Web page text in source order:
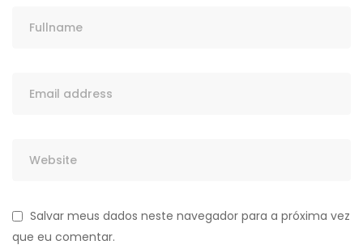
Salvar meus dados neste navegador para a próxima vez
que eu comentar.